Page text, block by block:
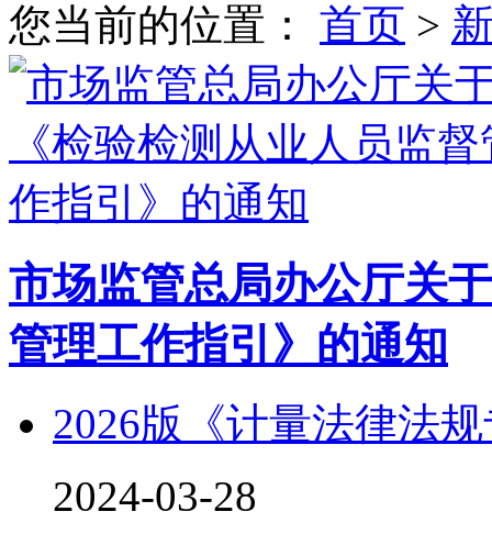
您当前的位置： 首页 >
市场监管总局办公厅关
管理工作指引》的通知
2026版《计量法律法
2024-03-28